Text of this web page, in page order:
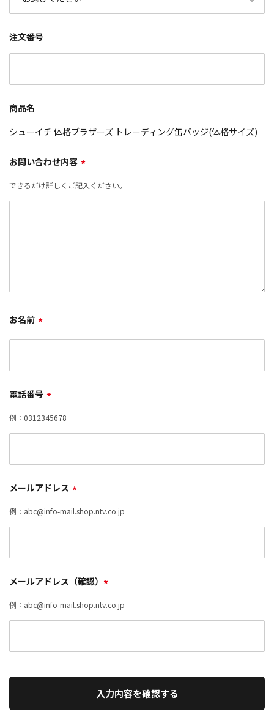
注文番号
商品名
シューイチ 体格ブラザーズ トレーディング缶バッジ(体格サイズ)
お問い合わせ内容 *
できるだけ詳しくご記入ください。
お名前 *
電話番号 *
例：0312345678
メールアドレス *
例：abc@info-mail.shop.ntv.co.jp
メールアドレス（確認） *
例：abc@info-mail.shop.ntv.co.jp
入力内容を確認する